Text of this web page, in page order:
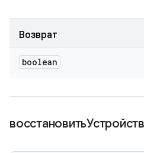
Возврат
boolean